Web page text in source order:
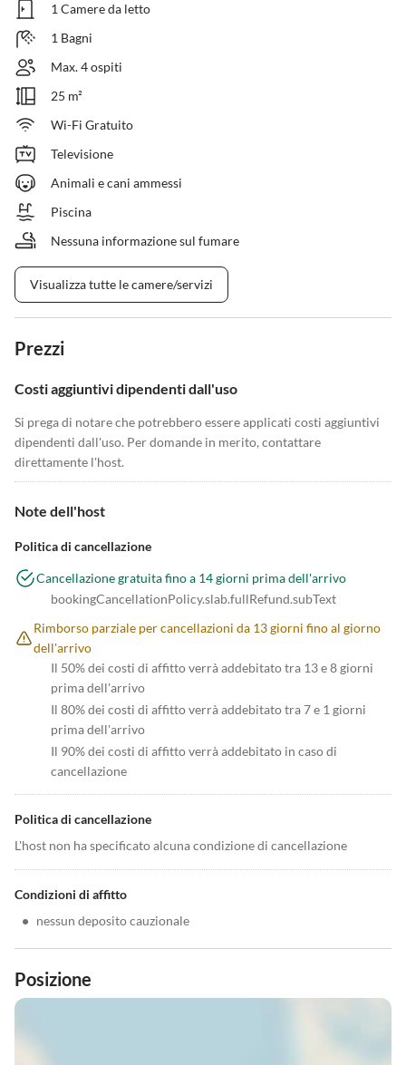
1 Camere da letto
1 Bagni
Max. 4 ospiti
25 m²
Wi-Fi Gratuito
Televisione
Animali e cani ammessi
Piscina
Nessuna informazione sul fumare
Visualizza tutte le camere/servizi
Prezzi
Costi aggiuntivi dipendenti dall'uso
Si prega di notare che potrebbero essere applicati costi aggiuntivi
dipendenti dall'uso. Per domande in merito, contattare
direttamente l'host.
Note dell'host
Politica di cancellazione
Cancellazione gratuita fino a 14 giorni prima dell'arrivo
bookingCancellationPolicy.slab.fullRefund.subText
Rimborso parziale per cancellazioni da 13 giorni fino al giorno
dell'arrivo
Il 50% dei costi di affitto verrà addebitato tra 13 e 8 giorni
prima dell'arrivo
Il 80% dei costi di affitto verrà addebitato tra 7 e 1 giorni
prima dell'arrivo
Il 90% dei costi di affitto verrà addebitato in caso di
cancellazione
Politica di cancellazione
L'host non ha specificato alcuna condizione di cancellazione
Condizioni di affitto
• nessun deposito cauzionale
Posizione